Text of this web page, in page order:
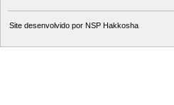
Site desenvolvido por NSP Hakkosha